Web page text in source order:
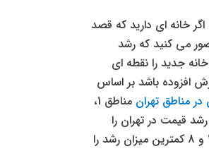
خانه ای دارید که قصد
می کنید که رشد
جدید را نقطه ای
افزوده باشد بر اساس
مناطق تهران
مناطق 1،
رشد قیمت در تهران را
داشته اند و مناطق 17،18 و 8 کمترین میزان رشد را